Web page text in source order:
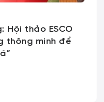
Hội thảo ESCO
thông minh để